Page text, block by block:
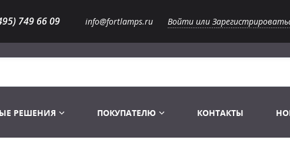
749 66 09 info@fortlamps.ru Войти или
РЕШЕНИЯ ПОКУПАТЕЛЮ КОНТАКТЫ